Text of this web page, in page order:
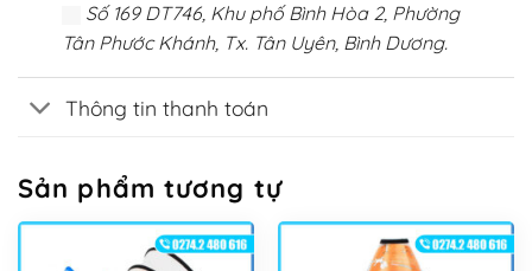
Số 169 DT746, Khu phố Bình Hòa 2, Phường
Tân Phước Khánh, Tx. Tân Uyên, Bình Dương.
Thông tin thanh toán
Sản phẩm tương tự